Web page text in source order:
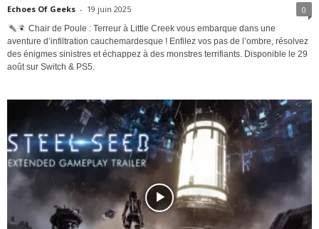
Echoes Of Geeks - 19 juin 2025 0
Chair de Poule : Terreur à Little Creek vous embarque dans une
aventure d’infiltration cauchemardesque ! Enfilez vos pas de l’ombre, résolvez
des énigmes sinistres et échappez à des monstres terrifiants. Disponible le 29
août sur Switch & PS5.